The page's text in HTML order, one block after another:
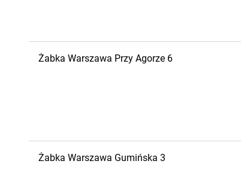
Żabka Warszawa Przy Agorze 6
Żabka Warszawa Gumińska 3